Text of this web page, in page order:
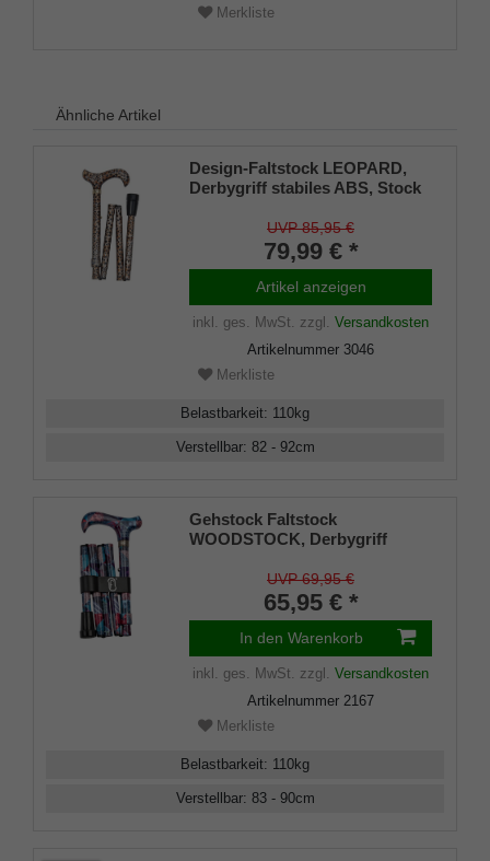
Merkliste
Ähnliche Artikel
Design-Faltstock LEOPARD,
Derbygriff stabiles ABS, Stock
Wildkatzen-Muster,
höhenverstellbar, faltbar,
Gummipuffer.
UVP 85,95 €
79,99 € *
Artikel anzeigen
inkl. ges. MwSt. zzgl. Versandkosten
Artikelnummer 3046
Merkliste
Belastbarkeit: 110kg
Verstellbar: 82 - 92cm
Gehstock Faltstock
WOODSTOCK, Derbygriff
Leichtmetall, höhenverstellbar,
faltbar, inkl. Gummipuffer,
Halteklammer, Tasche.
UVP 69,95 €
65,95 € *
In den Warenkorb
inkl. ges. MwSt. zzgl. Versandkosten
Artikelnummer 2167
Merkliste
Belastbarkeit: 110kg
Verstellbar: 83 - 90cm